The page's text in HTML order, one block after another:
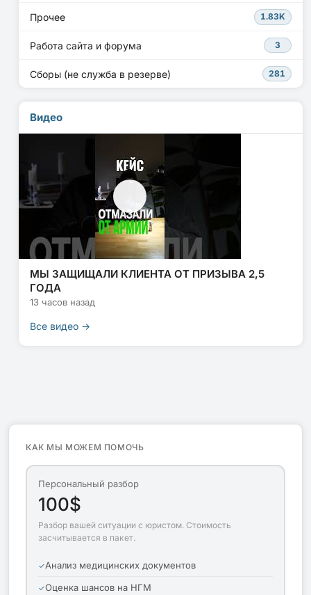
Прочее 1.83K
Работа сайта и форума 3
Сборы (не служба в резерве) 281
Видео
МЫ ЗАЩИЩАЛИ КЛИЕНТА ОТ ПРИЗЫВА 2,5
ГОДА
13 часов назад
Все видео →
КАК МЫ МОЖЕМ ПОМОЧЬ
Персональный разбор
100$
Разбор вашей ситуации с юристом. Стоимость
засчитывается в пакет.
Анализ медицинских документов
Оценка шансов на НГМ